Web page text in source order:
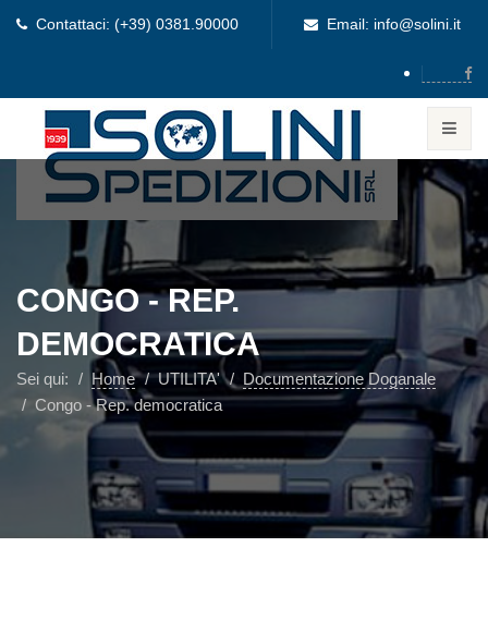
Contattaci: (+39) 0381.90000 Email: info@solini.it
CONGO - REP.
DEMOCRATICA
Sei qui: Home UTILITA'
Documentazione Doganale
Congo - Rep. democratica